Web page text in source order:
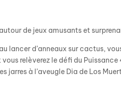
de jeux amusants et
lancer d’anneaux sur cactus,
relèverez le défi du Puissance
jarres à l’aveugle Dia de Los